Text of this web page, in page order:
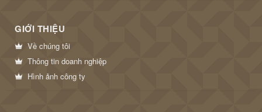
GIỚI THIỆU
Về chúng tôi
Thông tin doanh nghiệp
Hình ảnh công ty